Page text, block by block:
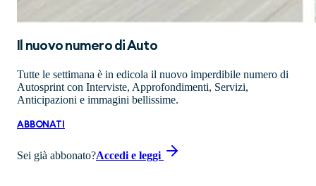
Il nuovo numero diAuto
Tutte le settimana è in edicola il nuovo imperdibile numero di
Autosprint con Interviste, Approfondimenti, Servizi,
Anticipazioni e immagini bellissime.
ABBONATI
Sei già abbonato?Accedi e leggi